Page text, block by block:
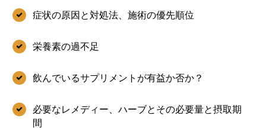
症状の原因と対処法、施術の優先順位
栄養素の過不足
飲んでいるサプリメントが有益か否か？
必要なレメディー、ハーブとその必要量と摂取期
間